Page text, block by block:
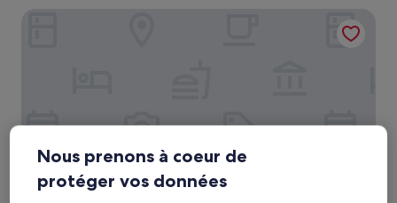
de
185 €
Nous prenons à coeur de
protéger vos données